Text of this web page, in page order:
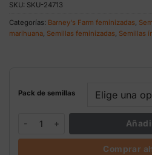
desde
10,50 €
hasta
147,42 €
SKU: SKU-24713
Categorías: Barney's Farm feminizadas,
marihuana, Semillas feminizadas, Semillas
Pack de semillas
Comprar